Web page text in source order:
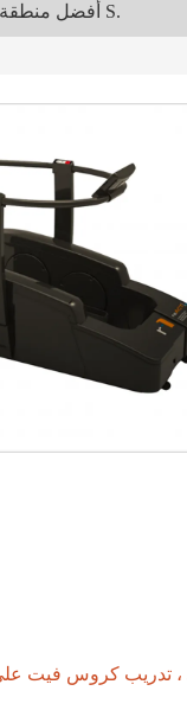
أفضل منطقة تدريب وظيفية 360 ، تدريب كروس فيت على شكل حرف S.